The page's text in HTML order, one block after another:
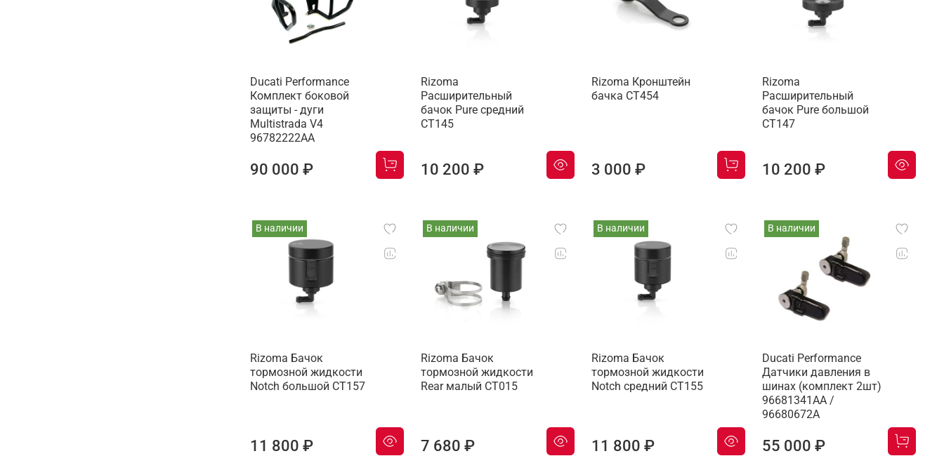
Ducati Performance
Комплект боковой
защиты - дуги
Multistrada V4
96782222AA
90 000 ₽
Rizoma
Расширительный
бачок Pure средний
CT145
10 200 ₽
Rizoma Кронштейн
бачка CT454
3 000 ₽
Rizoma
Расширительный
бачок Pure большой
CT147
10 200 ₽
В наличии
Rizoma Бачок
тормозной жидкости
Notch большой CT157
11 800 ₽
В наличии
Rizoma Бачок
тормозной жидкости
Rear малый CT015
7 680 ₽
В наличии
Rizoma Бачок
тормозной жидкости
Notch средний CT155
11 800 ₽
В наличии
Ducati Performance
Датчики давления в
шинах (комплект 2шт)
96681341AA /
96680672A
55 000 ₽